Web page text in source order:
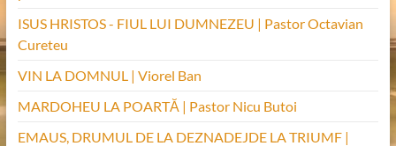
ISUS HRISTOS - FIUL LUI DUMNEZEU | Pastor Octavian
Cureteu
VIN LA DOMNUL | Viorel Ban
MARDOHEU LA POARTĂ | Pastor Nicu Butoi
EMAUS, DRUMUL DE LA DEZNADEJDE LA TRIUMF |